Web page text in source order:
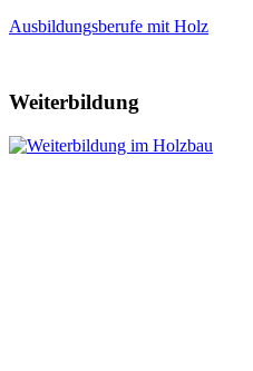
Ausbildungsberufe mit Holz
Weiterbildung